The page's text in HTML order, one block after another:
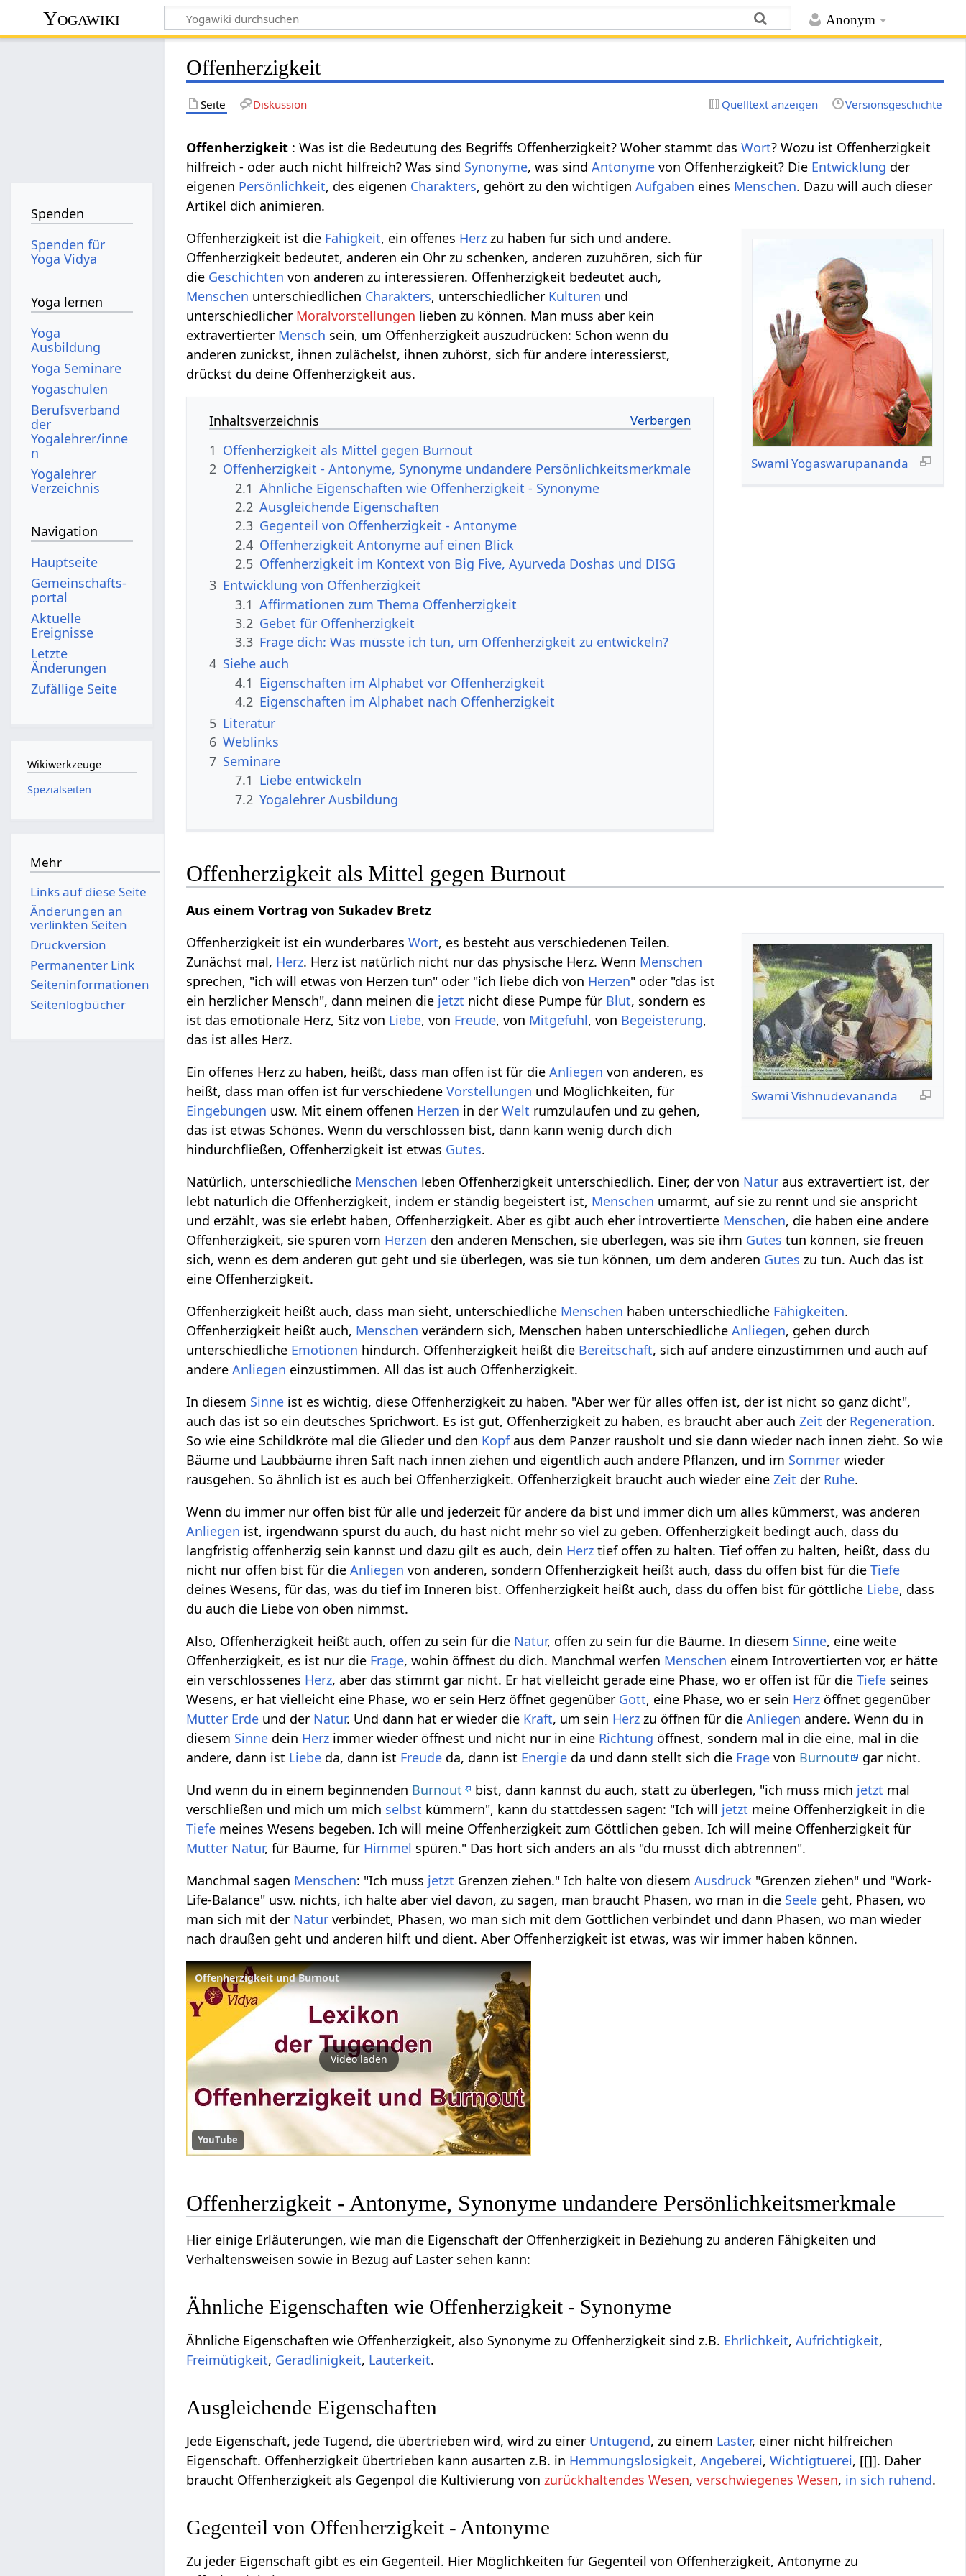
Anonym
Yogawiki
Offenherzigkeit
Seite Diskussion Quelltext anzeigen Versionsgeschichte
Offenherzigkeit : Was ist die Bedeutung des Begriffs Offenherzigkeit? Woher stammt dasWort? Wozu ist Offenherzigkeit
hilfreich - oder auch nicht hilfreich? Was sind Synonyme, was sindAntonyme von Offenherzigkeit? Die Entwicklung der
eigenen Persönlichkeit, des eigenen Charakters, gehört zu den wichtigenAufgaben eines Menschen. Dazu will auch dieser
Artikel dich animieren.
Swami Yogaswarupananda
Offenherzigkeit ist die Fähigkeit, ein offenes Herz zu haben für sich und andere.
Offenherzigkeit bedeutet, anderen ein Ohr zu schenken, anderen zuzuhören, sich für
die Geschichten von anderen zu interessieren. Offenherzigkeit bedeutet auch,
Menschen unterschiedlichen Charakters, unterschiedlicher Kulturen und
unterschiedlicher Moralvorstellungen lieben zu können. Man muss aber kein
extravertierter Mensch sein, um Offenherzigkeit auszudrücken: Schon wenn du
anderen zunickst, ihnen zulächelst, ihnen zuhörst, sich für andere interessierst,
drückst du deine Offenherzigkeit aus.
Inhaltsverzeichnis
1 Offenherzigkeit als Mittel gegen Burnout
2 Offenherzigkeit - Antonyme, Synonyme undandere Persönlichkeitsmerkmale
2.1 Ähnliche Eigenschaften wie Offenherzigkeit - Synonyme
2.2 Ausgleichende Eigenschaften
2.3 Gegenteil von Offenherzigkeit - Antonyme
2.4 Offenherzigkeit Antonyme auf einen Blick
2.5 Offenherzigkeit im Kontext von Big Five, Ayurveda Doshas und DISG
3 Entwicklung von Offenherzigkeit
3.1 Affirmationen zum Thema Offenherzigkeit
3.2 Gebet für Offenherzigkeit
3.3 Frage dich: Was müsste ich tun, um Offenherzigkeit zu entwickeln?
4 Siehe auch
4.1 Eigenschaften im Alphabet vor Offenherzigkeit
4.2 Eigenschaften im Alphabet nach Offenherzigkeit
5 Literatur
6 Weblinks
7 Seminare
7.1 Liebe entwickeln
7.2 Yogalehrer Ausbildung
Offenherzigkeit als Mittel gegen Burnout
Aus einem Vortrag von Sukadev Bretz
Swami Vishnudevananda
Offenherzigkeit ist ein wunderbaresWort, es besteht aus verschiedenen Teilen.
Zunächst mal, Herz. Herz ist natürlich nicht nur das physische Herz. Wenn Menschen
sprechen, "ich will etwas von Herzen tun" oder "ich liebe dich von Herzen" oder "das ist
ein herzlicher Mensch", dann meinen die jetzt nicht diese Pumpe für Blut, sondern es
ist das emotionale Herz, Sitz von Liebe, von Freude, von Mitgefühl, von Begeisterung,
das ist alles Herz.
Ein offenes Herz zu haben, heißt, dass man offen ist für dieAnliegen von anderen, es
heißt, dass man offen ist für verschiedeneVorstellungen und Möglichkeiten, für
Eingebungen usw. Mit einem offenen Herzen in derWelt rumzulaufen und zu gehen,
das ist etwas Schönes. Wenn du verschlossen bist, dann kann wenig durch dich
hindurchfließen, Offenherzigkeit ist etwas Gutes.
Natürlich, unterschiedliche Menschen leben Offenherzigkeit unterschiedlich. Einer, der von Natur aus extravertiert ist, der
lebt natürlich die Offenherzigkeit, indem er ständig begeistert ist, Menschen umarmt, auf sie zu rennt und sie anspricht
und erzählt, was sie erlebt haben, Offenherzigkeit. Aber es gibt auch eher introvertierte Menschen, die haben eine andere
Offenherzigkeit, sie spüren vom Herzen den anderen Menschen, sie überlegen, was sie ihm Gutes tun können, sie freuen
sich, wenn es dem anderen gut geht und sie überlegen, was sie tun können, um dem anderen Gutes zu tun. Auch das ist
eine Offenherzigkeit.
Offenherzigkeit heißt auch, dass man sieht, unterschiedliche Menschen haben unterschiedliche Fähigkeiten.
Offenherzigkeit heißt auch, Menschen verändern sich, Menschen haben unterschiedlicheAnliegen, gehen durch
unterschiedliche Emotionen hindurch. Offenherzigkeit heißt die Bereitschaft, sich auf andere einzustimmen und auch auf
andereAnliegen einzustimmen. All das ist auch Offenherzigkeit.
In diesem Sinne ist es wichtig, diese Offenherzigkeit zu haben. "Aber wer für alles offen ist, der ist nicht so ganz dicht",
auch das ist so ein deutsches Sprichwort. Es ist gut, Offenherzigkeit zu haben, es braucht aber auchZeit der Regeneration.
So wie eine Schildkröte mal die Glieder und den Kopfaus dem Panzer rausholt und sie dann wieder nach innen zieht. So wie
Bäume und Laubbäume ihren Saft nach innen ziehen und eigentlich auch andere Pflanzen, und im Sommer wieder
rausgehen. So ähnlich ist es auch bei Offenherzigkeit. Offenherzigkeit braucht auch wieder eineZeit der Ruhe.
Wenn du immer nur offen bist für alle und jederzeit für andere da bist und immer dich um alles kümmerst, was anderen
Anliegen ist, irgendwann spürst du auch, du hast nicht mehr so viel zu geben. Offenherzigkeit bedingt auch, dass du
langfristig offenherzig sein kannst und dazu gilt es auch, dein Herz tief offen zu halten. Tief offen zu halten, heißt, dass du
nicht nur offen bist für dieAnliegen von anderen, sondern Offenherzigkeit heißt auch, dass du offen bist für dieTiefe
deines Wesens, für das, was du tief im Inneren bist. Offenherzigkeit heißt auch, dass du offen bist für göttliche Liebe, dass
du auch die Liebe von oben nimmst.
Also, Offenherzigkeit heißt auch, offen zu sein für die Natur, offen zu sein für die Bäume. In diesem Sinne, eine weite
Offenherzigkeit, es ist nur die Frage, wohin öffnest du dich. Manchmal werfen Menschen einem Introvertierten vor, er hätte
ein verschlossenes Herz, aber das stimmt gar nicht. Er hat vielleicht gerade eine Phase, wo er offen ist für dieTiefe seines
Wesens, er hat vielleicht eine Phase, wo er sein Herz öffnet gegenüber Gott, eine Phase, wo er sein Herz öffnet gegenüber
Mutter Erde und der Natur. Und dann hat er wieder die Kraft, um sein Herz zu öffnen für dieAnliegen andere. Wenn du in
diesem Sinne dein Herz immer wieder öffnest und nicht nur in eine Richtung öffnest, sondern mal in die eine, mal in die
andere, dann ist Liebe da, dann ist Freude da, dann ist Energie da und dann stellt sich die Frage von Burnout
gar nicht.
Und wenn du in einem beginnenden Burnout bist, dann kannst du auch, statt zu überlegen, "ich muss mich jetzt mal
verschließen und mich um mich selbst kümmern", kann du stattdessen sagen: "Ich will jetzt meine Offenherzigkeit in die
Tiefe meines Wesens begeben. Ich will meine Offenherzigkeit zum Göttlichen geben. Ich will meine Offenherzigkeit für
Mutter Natur, für Bäume, für Himmel spüren." Das hört sich anders an als "du musst dich abtrennen".
Manchmal sagen Menschen: "Ich muss jetzt Grenzen ziehen." Ich halte von diesemAusdruck "Grenzen ziehen" und "Work-
Life-Balance" usw. nichts, ich halte aber viel davon, zu sagen, man braucht Phasen, wo man in die Seele geht, Phasen, wo
man sich mit der Natur verbindet, Phasen, wo man sich mit dem Göttlichen verbindet und dann Phasen, wo man wieder
nach draußen geht und anderen hilft und dient. Aber Offenherzigkeit ist etwas, was wir immer haben können.
Offenherzigkeit und Burnout
Video laden
YouTube
Offenherzigkeit - Antonyme, Synonyme undandere Persönlichkeitsmerkmale
Hier einige Erläuterungen, wie man die Eigenschaft der Offenherzigkeit in Beziehung zu anderen Fähigkeiten und
Verhaltensweisen sowie in Bezug auf Laster sehen kann:
Ähnliche Eigenschaften wie Offenherzigkeit - Synonyme
Ähnliche Eigenschaften wie Offenherzigkeit, also Synonyme zu Offenherzigkeit sind z.B. Ehrlichkeit,Aufrichtigkeit,
Freimütigkeit, Geradlinigkeit, Lauterkeit.
Ausgleichende Eigenschaften
Jede Eigenschaft, jede Tugend, die übertrieben wird, wird zu einer Untugend, zu einem Laster, einer nicht hilfreichen
Eigenschaft. Offenherzigkeit übertrieben kann ausarten z.B. in Hemmungslosigkeit,Angeberei,Wichtigtuerei, [[]]. Daher
braucht Offenherzigkeit als Gegenpol die Kultivierung von zurückhaltendes Wesen,verschwiegenes Wesen, in sich ruhend.
Gegenteil von Offenherzigkeit - Antonyme
Zu jeder Eigenschaft gibt es ein Gegenteil. Hier Möglichkeiten für Gegenteil von Offenherzigkeit, Antonyme zu
Spenden
Spenden für
Yoga Vidya
Yoga lernen
Yoga
Ausbildung
Yoga Seminare
Yogaschulen
Berufsverband
der
Yogalehrer/inne
n
Yogalehrer
Verzeichnis
Navigation
Hauptseite
Gemeinschafts­
portal
Aktuelle
Ereignisse
Letzte
Änderungen
Zufällige Seite
Wikiwerkzeuge
Spezialseiten
Mehr
Links auf diese Seite
Änderungen an
verlinkten Seiten
Druckversion
Permanenter Link
Seiten­­informationen
Seitenlogbücher